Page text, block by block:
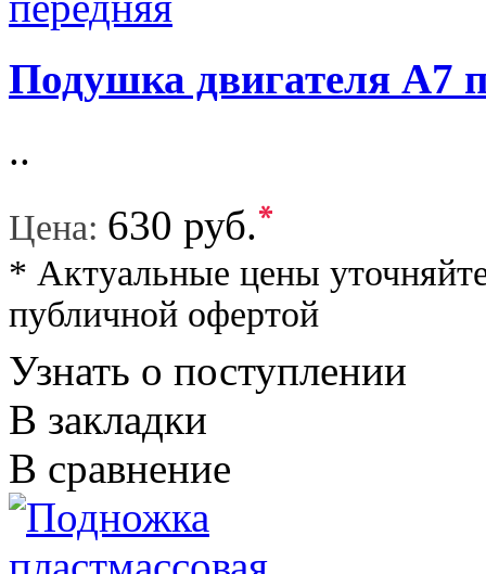
Подушка двигателя A7
..
Цена: 630 руб.*
* Актуальные цены
публичной офертой
Узнать о поступлении
В закладки
В сравнение